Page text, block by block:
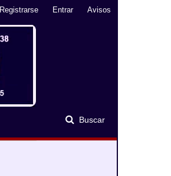
Buscar
Registrarse Entrar Avisos